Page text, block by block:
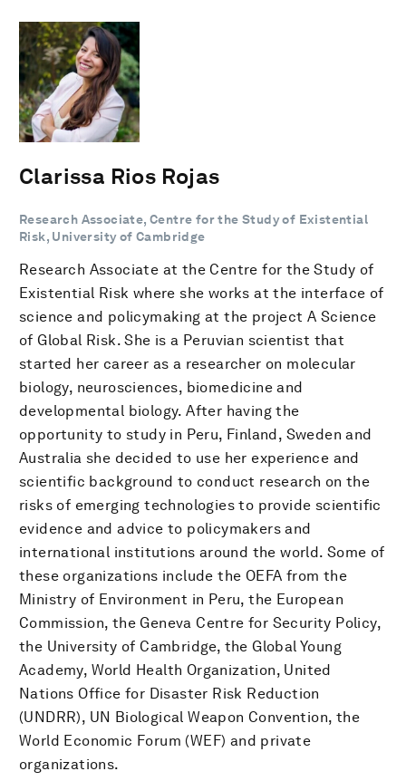
Clarissa Rios Rojas
Research Associate, Centre for the Study of Existential
Risk, University of Cambridge
Research Associate at the Centre for the Study of
Existential Risk where she works at the interface of
science and policymaking at the project A Science
of Global Risk. She is a Peruvian scientist that
started her career as a researcher on molecular
biology, neurosciences, biomedicine and
developmental biology. After having the
opportunity to study in Peru, Finland, Sweden and
Australia she decided to use her experience and
scientific background to conduct research on the
risks of emerging technologies to provide scientific
evidence and advice to policymakers and
international institutions around the world. Some of
these organizations include the OEFA from the
Ministry of Environment in Peru, the European
Commission, the Geneva Centre for Security Policy,
the University of Cambridge, the Global Young
Academy, World Health Organization, United
Nations Office for Disaster Risk Reduction
(UNDRR), UN Biological Weapon Convention, the
World Economic Forum (WEF) and private
organizations.